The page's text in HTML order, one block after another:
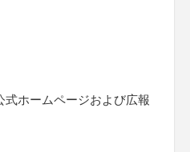
式ホームページおよび広報